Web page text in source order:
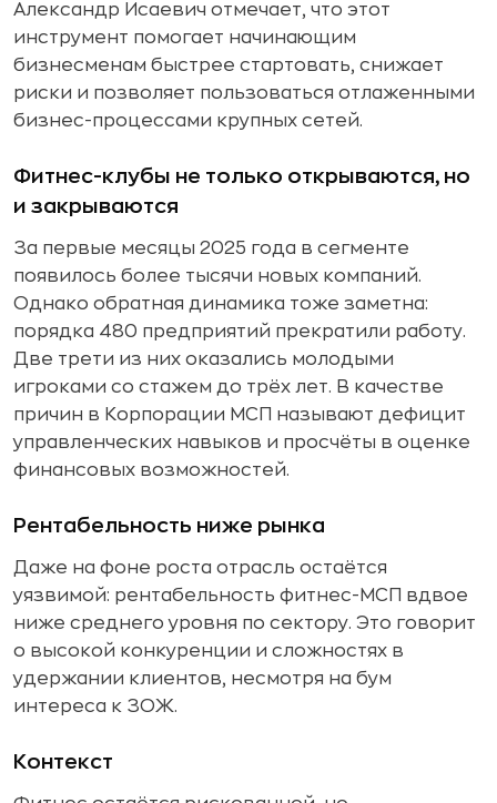
Александр Исаевич отмечает, что этот
инструмент помогает начинающим
бизнесменам быстрее стартовать, снижает
риски и позволяет пользоваться отлаженными
бизнес-процессами крупных сетей.
Фитнес-клубы не только открываются, но
и закрываются
За первые месяцы 2025 года в сегменте
появилось более тысячи новых компаний.
Однако обратная динамика тоже заметна:
порядка 480 предприятий прекратили работу.
Две трети из них оказались молодыми
игроками со стажем до трёх лет. В качестве
причин в Корпорации МСП называют дефицит
управленческих навыков и просчёты в оценке
финансовых возможностей.
Рентабельность ниже рынка
Даже на фоне роста отрасль остаётся
уязвимой: рентабельность фитнес-МСП вдвое
ниже среднего уровня по сектору. Это говорит
о высокой конкуренции и сложностях в
удержании клиентов, несмотря на бум
интереса к ЗОЖ.
Контекст